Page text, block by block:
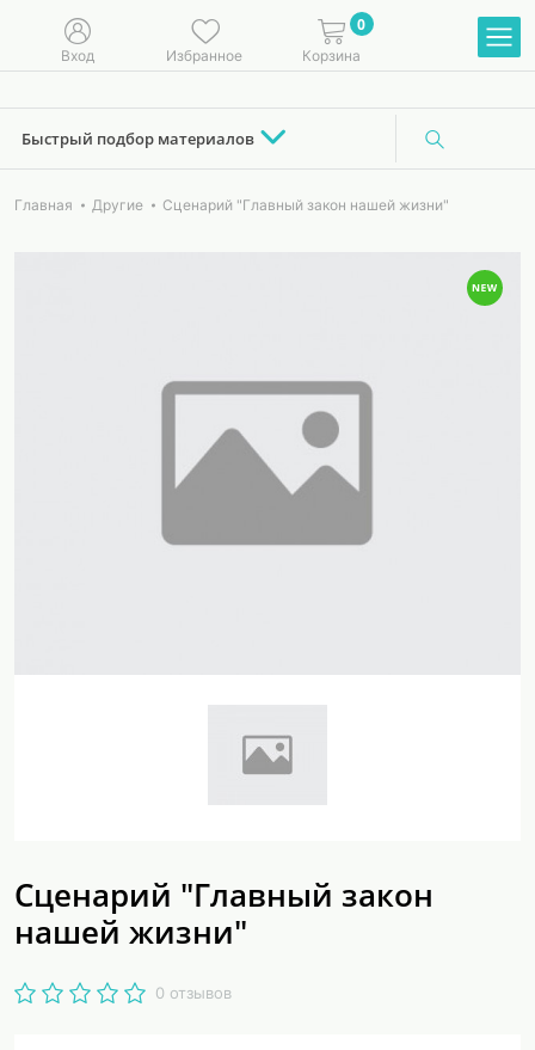
Вход Избранное
0
Корзина
Быстрый подбор материалов
Главная Другие Сценарий "Главный закон нашей жизни"
Сценарий "Главный закон
нашей жизни"
0 отзывов